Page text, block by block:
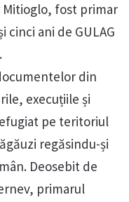
Mitioglo, fost primar
cinci ani de GULAG
din
execuțiile și
pe teritoriul
regăsindu-și
Deosebit de
primarul